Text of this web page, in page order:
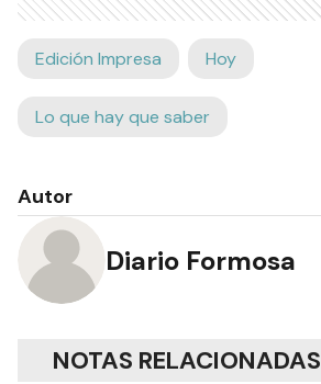
Edición Impresa Hoy
Lo que hay que saber
Autor
Diario Formosa
NOTAS RELACIONADAS